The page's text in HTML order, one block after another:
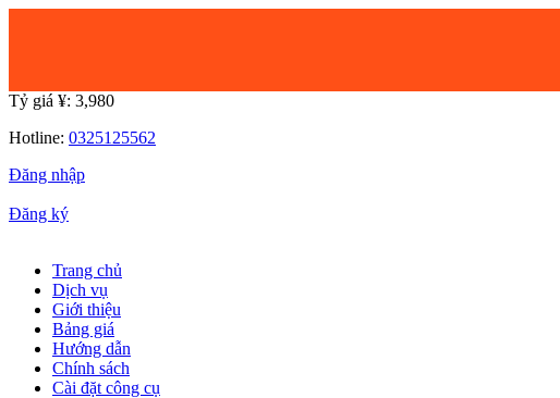
Tỷ giá ¥: 3,980
Hotline: 0325125562
Đăng nhập
Đăng ký
Trang chủ
Dịch vụ
Giới thiệu
Bảng giá
Hướng dẫn
Chính sách
Cài đặt công cụ